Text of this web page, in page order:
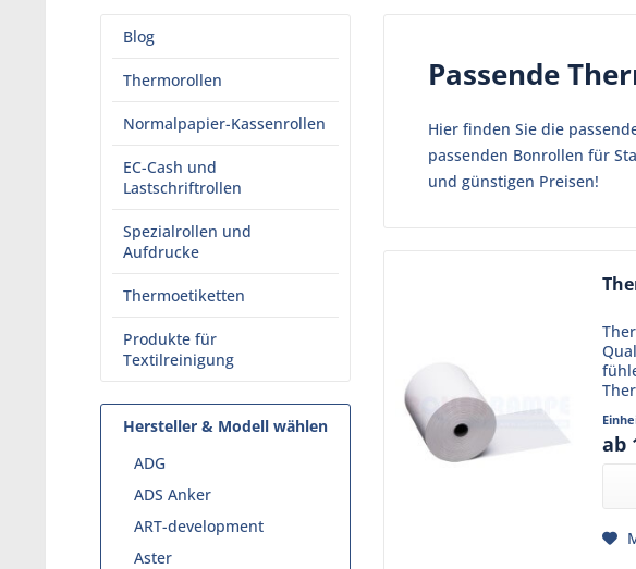
Blog
Thermorollen
Normalpapier-Kassenrollen
EC-Cash und
Lastschriftrollen
Spezialrollen und
Aufdrucke
Thermoetiketten
Produkte für
Textilreinigung
Hersteller & Modell wählen
ADG
ADS Anker
ART-development
Aster
Passende
Hier finden Sie die
passenden Bonrollen für
und günstigen Preisen!
ab